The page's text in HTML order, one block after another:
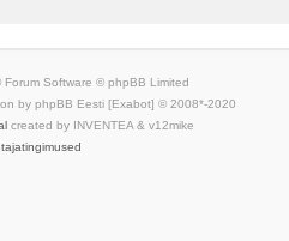
Forum Software © phpBB Limited
by phpBB Eesti [Exabot] © 2008*-2020
created by INVENTEA & v12mike